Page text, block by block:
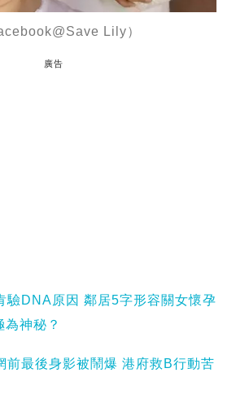
Lily）
廣告
驗DNA原因 鄰居5字形容關女懷孕
神秘？
最後身影被鬧爆 港府救B行動苦